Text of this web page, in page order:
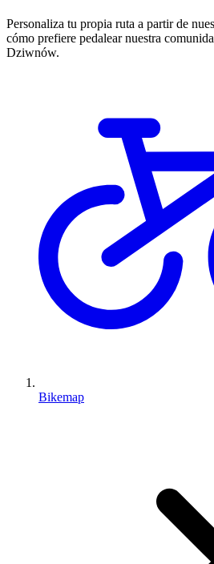
Personaliza tu propia ruta a partir de
cómo prefiere pedalear nuestra
Dziwnów.
Bikemap